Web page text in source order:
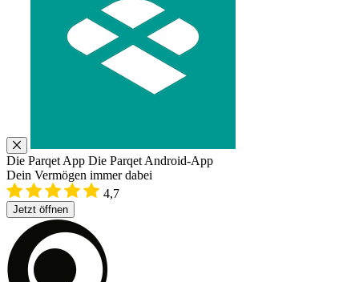
Die Parqet App Die Parqet Android-App
Dein Vermögen immer dabei
4,7
Jetzt öffnen